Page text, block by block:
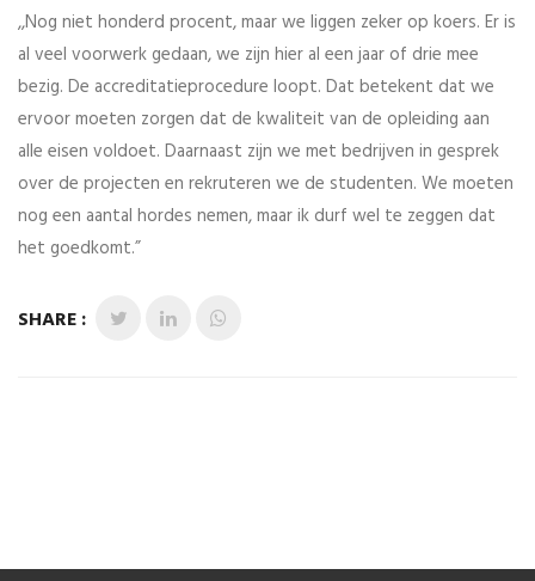
,,Nog niet honderd procent, maar we liggen zeker op koers. Er is
al veel voorwerk gedaan, we zijn hier al een jaar of drie mee
bezig. De accreditatieprocedure loopt. Dat betekent dat we
ervoor moeten zorgen dat de kwaliteit van de opleiding aan
alle eisen voldoet. Daarnaast zijn we met bedrijven in gesprek
over de projecten en rekruteren we de studenten. We moeten
nog een aantal hordes nemen, maar ik durf wel te zeggen dat
het goedkomt.”
SHARE :